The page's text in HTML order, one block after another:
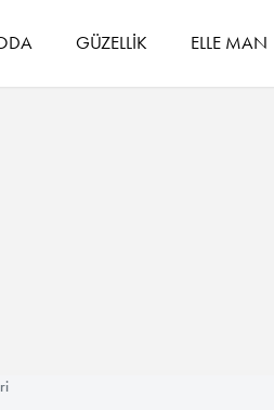
GÜZELLİK ELLE MAN